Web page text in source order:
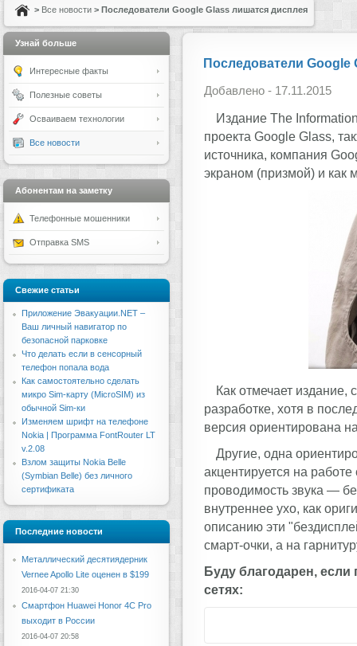
> Все новости > Последователи Google Glass лишатся дисплея
Последователи Google
Добавлено - 17.11.2015
Издание The
проекта Google Glass,
источника, компания
экраном (призмой) и как
Как отмечает издание,
разработке, хотя в
версия ориентирована
Другие, одна
акцентируется на
проводимость звука —
внутреннее ухо, как
описанию эти
смарт-очки, а на
Буду благодарен, если
сетях:
Узнай больше
Интересные факты
Полезные советы
Осваиваем технологии
Все новости
Абонентам на заметку
Телефонные мошенники
Отправка SMS
Свежие статьи
Приложение Эвакуации.NET –
Ваш личный навигатор по
безопасной парковке
Что делать если в сенсорный
телефон попала вода
Как самостоятельно сделать
микро Sim-карту (MicroSIM) из
обычной Sim-ки
Изменяем шрифт на телефоне
Nokia | Программа FontRouter LT
v.2.08
Взлом защиты Nokia Belle
(Symbian Belle) без личного
сертификата
Последние новости
Металлический десятиядерник
Vernee Apollo Lite оценен в $199
2016-04-07 21:30
Смартфон Huawei Honor 4C Pro
выходит в России
2016-04-07 20:58